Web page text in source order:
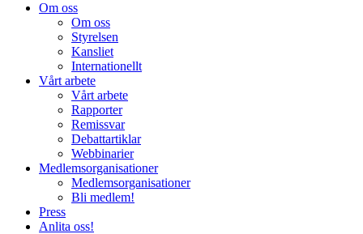
Om oss
Om oss
Styrelsen
Kansliet
Internationellt
Vårt arbete
Vårt arbete
Rapporter
Remissvar
Debattartiklar
Webbinarier
Medlemsorganisationer
Medlemsorganisationer
Bli medlem!
Press
Anlita oss!